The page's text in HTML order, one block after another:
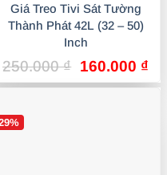
₫.
Giá Treo Tivi Sát Tường
Thành Phát 42L (32 – 50)
Inch
250.000₫ Giá
gốc
160.000 ₫